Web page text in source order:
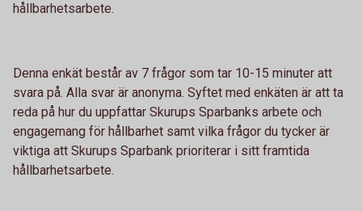
hållbarhetsarbete.
Denna enkät består av 7 frågor som tar 10-15 minuter att
svara på. Alla svar är anonyma. Syftet med enkäten är att ta
reda på hur du uppfattar Skurups Sparbanks arbete och
engagemang för hållbarhet samt vilka frågor du tycker är
viktiga att Skurups Sparbank prioriterar i sitt framtida
hållbarhetsarbete.